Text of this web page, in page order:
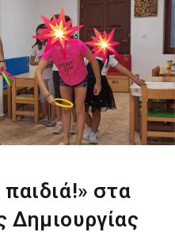
στα
Δημιουργίας